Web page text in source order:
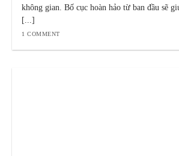
không gian. Bố cục hoàn hảo từ ban đầu sẽ
[...]
1 COMMENT